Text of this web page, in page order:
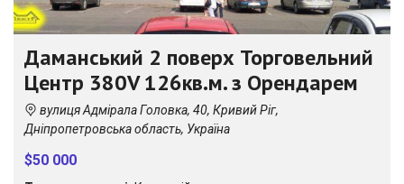
Даманський 2 поверх Торговельний
Центр 380V 126кв.м. з Орендарем
вулиця Адмірала Головка, 40, Кривий Ріг,
Дніпропетровська область, Україна
$50 000